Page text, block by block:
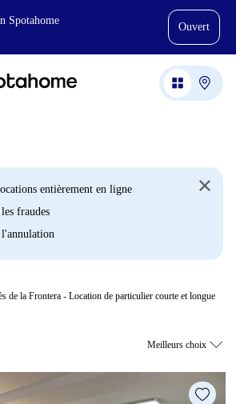
Spotahome
Ouvert
entièrement en ligne
fraudes
de la Frontera - Location de particulier courte et longue